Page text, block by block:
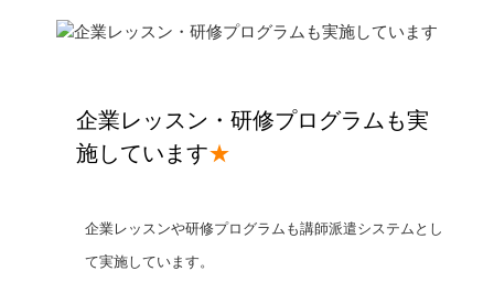
企業レッスン・研修プログラムも実
施しています★
企業レッスンや研修プログラムも講師派遣システムとし
て実施しています。